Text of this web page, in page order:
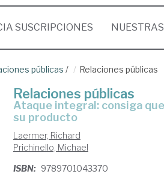
SUSCRIPCIONES NUESTRAS
públicas / Relaciones públicas
Relaciones públicas
ataque integral: consiga que todos hablen de usted, de su negocio y de
su producto
Laermer, Richard
Prichinello, Michael
ISBN: 9789701043370